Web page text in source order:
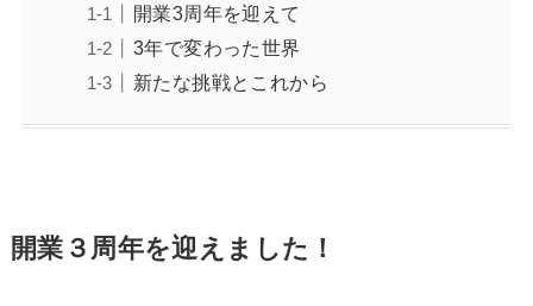
開業3周年を迎えて
3年で変わった世界
新たな挑戦とこれから
開業３周年を迎えました！